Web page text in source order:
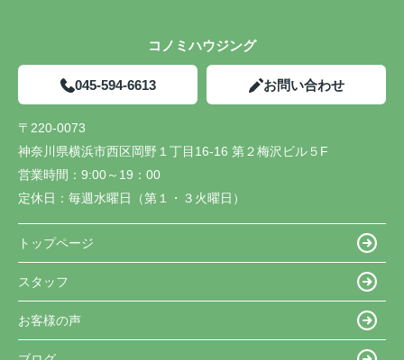
コノミハウジング
045-594-6613 お問い合わせ
〒220-0073
神奈川県横浜市西区岡野１丁目16-16 第２梅沢ビル５F
営業時間： 9:00～19：00
定休日： 毎週水曜日（第１・３火曜日）
トップページ
スタッフ
お客様の声